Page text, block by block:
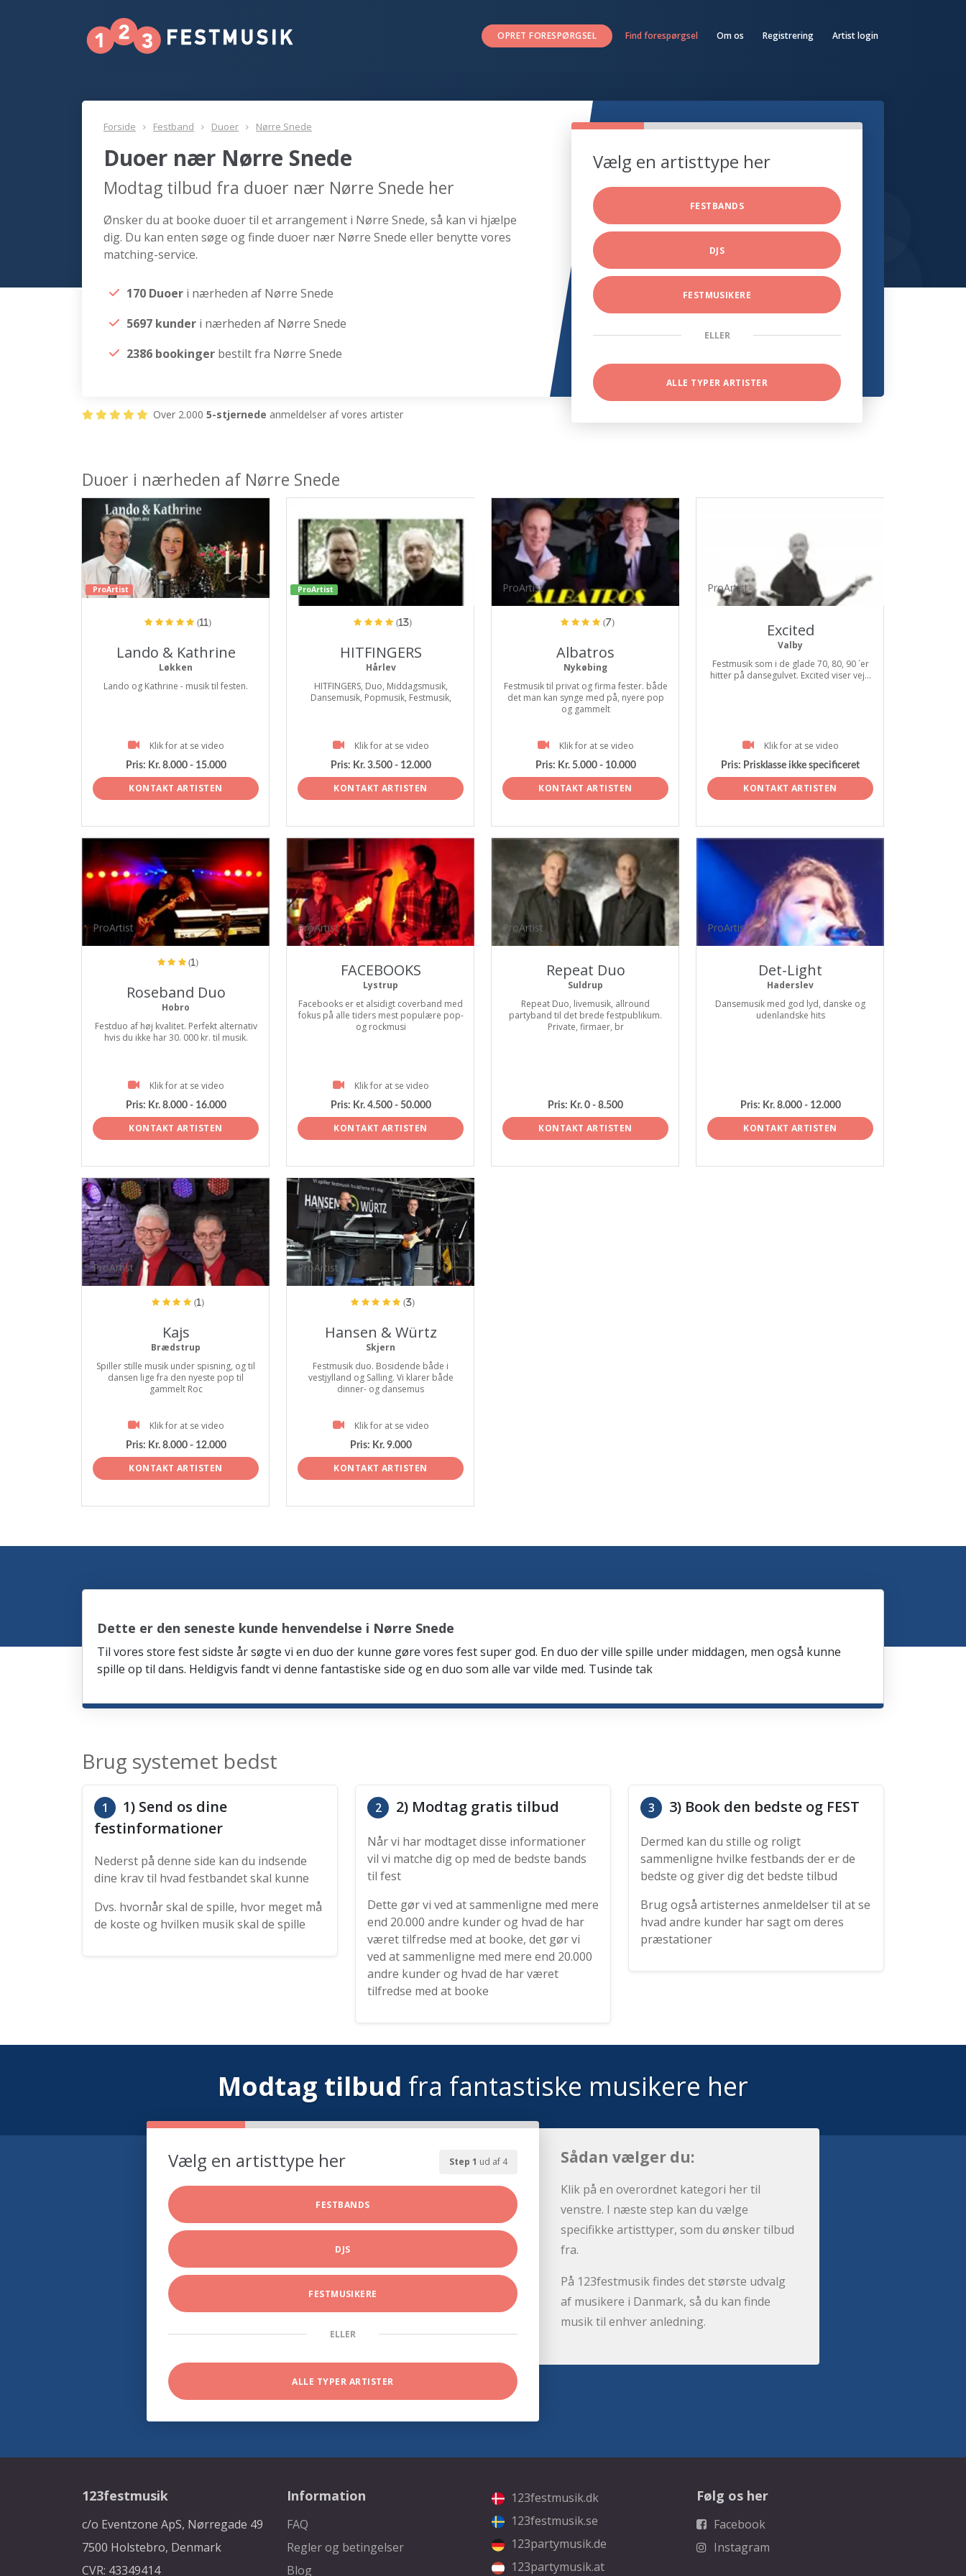
OPRET FORESPØRGSEL Find forespørgsel Om os Registrering Artist login
Forside Festband Duoer Nørre Snede
Duoer nær Nørre Snede
Modtag tilbud fra duoer nær Nørre Snede her
Ønsker du at booke duoer til et arrangement i Nørre Snede, så kan vi hjælpe
dig. Du kan enten søge og finde duoer nær Nørre Snede eller benytte vores
matching-service.
170 Duoer i nærheden af Nørre Snede
5697 kunder i nærheden af Nørre Snede
2386 bookinger bestilt fra Nørre Snede
Vælg en artisttype her
FESTBANDS
DJS
FESTMUSIKERE
ELLER
ALLE TYPER ARTISTER
Over 2.000 5-stjernede anmeldelser af vores artister
Duoer i nærheden af Nørre Snede
ProArtist
(11)
Lando & Kathrine
Løkken
Lando og Kathrine - musik til festen.
Klik for at se video
Pris: Kr. 8.000 - 15.000
KONTAKT ARTISTEN
ProArtist
(13)
HITFINGERS
Hårlev
HITFINGERS, Duo, Middagsmusik,
Dansemusik, Popmusik, Festmusik,
Klik for at se video
Pris: Kr. 3.500 - 12.000
KONTAKT ARTISTEN
ProArtist
(7)
Albatros
Nykøbing
Festmusik til privat og firma fester. både
det man kan synge med på, nyere pop
og gammelt
Klik for at se video
Pris: Kr. 5.000 - 10.000
KONTAKT ARTISTEN
ProArtist
Excited
Valby
Festmusik som i de glade 70, 80, 90 ´er
hitter på dansegulvet. Excited viser vej...
Klik for at se video
Pris: Prisklasse ikke specificeret
KONTAKT ARTISTEN
ProArtist
(1)
Roseband Duo
Hobro
Festduo af høj kvalitet. Perfekt alternativ
hvis du ikke har 30. 000 kr. til musik.
Klik for at se video
Pris: Kr. 8.000 - 16.000
KONTAKT ARTISTEN
ProArtist
FACEBOOKS
Lystrup
Facebooks er et alsidigt coverband med
fokus på alle tiders mest populære pop-
og rockmusi
Klik for at se video
Pris: Kr. 4.500 - 50.000
KONTAKT ARTISTEN
ProArtist
Repeat Duo
Suldrup
Repeat Duo, livemusik, allround
partyband til det brede festpublikum.
Private, firmaer, br
Pris: Kr. 0 - 8.500
KONTAKT ARTISTEN
ProArtist
Det-Light
Haderslev
Dansemusik med god lyd, danske og
udenlandske hits
Pris: Kr. 8.000 - 12.000
KONTAKT ARTISTEN
ProArtist
(1)
Kajs
Brædstrup
Spiller stille musik under spisning, og til
dansen lige fra den nyeste pop til
gammelt Roc
Klik for at se video
Pris: Kr. 8.000 - 12.000
KONTAKT ARTISTEN
ProArtist
(3)
Hansen & Würtz
Skjern
Festmusik duo. Bosidende både i
vestjylland og Salling. Vi klarer både
dinner- og dansemus
Klik for at se video
Pris: Kr. 9.000
KONTAKT ARTISTEN
Dette er den seneste kunde henvendelse i Nørre Snede
Til vores store fest sidste år søgte vi en duo der kunne gøre vores fest super god. En duo der ville spille under middagen, men også kunne
spille op til dans. Heldigvis fandt vi denne fantastiske side og en duo som alle var vilde med. Tusinde tak
Brug systemet bedst
1
1) Send os dine
festinformationer
Nederst på denne side kan du indsende
dine krav til hvad festbandet skal kunne
Dvs. hvornår skal de spille, hvor meget må
de koste og hvilken musik skal de spille
2 2) Modtag gratis tilbud
Når vi har modtaget disse informationer
vil vi matche dig op med de bedste bands
til fest
Dette gør vi ved at sammenligne med mere
end 20.000 andre kunder og hvad de har
været tilfredse med at booke, det gør vi
ved at sammenligne med mere end 20.000
andre kunder og hvad de har været
tilfredse med at booke
3 3) Book den bedste og FEST
Dermed kan du stille og roligt
sammenligne hvilke festbands der er de
bedste og giver dig det bedste tilbud
Brug også artisternes anmeldelser til at se
hvad andre kunder har sagt om deres
præstationer
Modtag tilbud fra fantastiske musikere her
Step 1 ud af 4
Vælg en artisttype her
FESTBANDS
DJS
FESTMUSIKERE
ELLER
ALLE TYPER ARTISTER
Sådan vælger du:
Klik på en overordnet kategori her til
venstre. I næste step kan du vælge
specifikke artisttyper, som du ønsker tilbud
fra.
På 123festmusik findes det største udvalg
af musikere i Danmark, så du kan finde
musik til enhver anledning.
123festmusik
c/o Eventzone ApS, Nørregade 49
7500 Holstebro, Denmark
CVR: 43349414
Information
FAQ
Regler og betingelser
Blog
123festmusik.dk
123festmusik.se
123partymusik.de
123partymusik.at
Følg os her
Facebook
Instagram